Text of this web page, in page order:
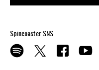
Spincoaster SNS